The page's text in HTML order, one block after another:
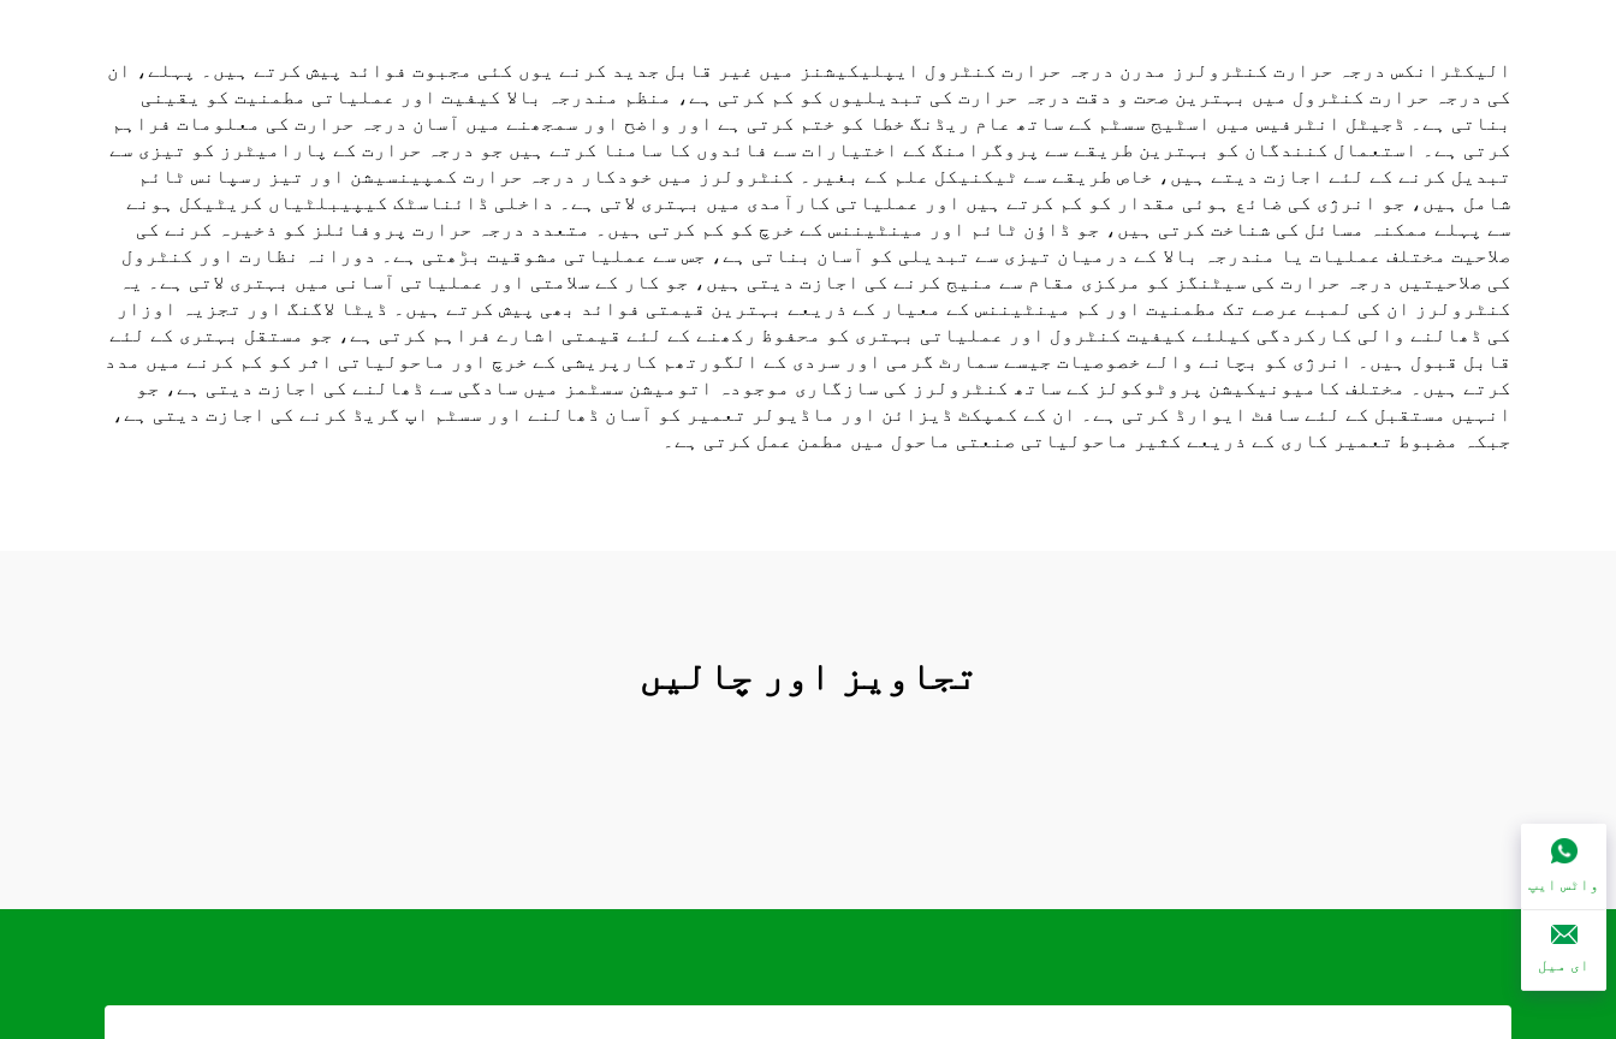
الیکٹرانکس درجہ حرارت کنٹرولرز مدرن درجہ حرارت کنٹرول ایپلیکیشنز میں غیر قابل جدید کرنے یوں کئی مجبوت فوائد پیش کرتے ہیں۔ پہلے، ان
کی درجہ حرارت کنٹرول میں بہترین صحت و دقت درجہ حرارت کی تبدیلیوں کو کم کرتی ہے، منظم مندرجہ بالا کیفیت اور عملیاتی مطمنیت کو یقینی
بناتی ہے۔ ڈجیٹل انٹرفیس میں اسٹیج سسٹم کے ساتھ عام ریڈنگ خطا کو ختم کرتی ہے اور واضح اور سمجھنے میں آسان درجہ حرارت کی معلومات فراہم
کرتی ہے۔ استعمال کنندگان کو بہترین طریقے سے پروگرامنگ کے اختیارات سے فائدوں کا سامنا کرتے ہیں جو درجہ حرارت کے پارامیٹرز کو تیزی سے
تبدیل کرنے کے لئے اجازت دیتے ہیں، خاص طریقے سے ٹیکنیکل علم کے بغیر۔ کنٹرولرز میں خودکار درجہ حرارت کمپینسیشن اور تیز رسپانس ٹائم
شامل ہیں، جو انرژی کی ضائع ہوئی مقدار کو کم کرتے ہیں اور عملیاتی کارآمدی میں بہتری لاتی ہے۔ داخلی ڈائناسٹک کیپیبلٹیاں کریٹیکل ہونے
سے پہلے ممکنہ مسائل کی شناخت کرتی ہیں، جو ڈاؤن ٹائم اور مینٹیننس کے خرچ کو کم کرتی ہیں۔ متعدد درجہ حرارت پروفائلز کو ذخیرہ کرنے کی
صلاحیت مختلف عملیات یا مندرجہ بالا کے درمیان تیزی سے تبدیلی کو آسان بناتی ہے، جس سے عملیاتی مشوقیت بڑھتی ہے۔ دورانہ نظارت اور کنٹرول
کی صلاحیتیں درجہ حرارت کی سیٹنگز کو مرکزی مقام سے منیج کرنے کی اجازت دیتی ہیں، جو کار کے سلامتی اور عملیاتی آسانی میں بہتری لاتی ہے۔ یہ
کنٹرولرز ان کی لمبے عرصے تک مطمنیت اور کم مینٹیننس کے معیار کے ذریعے بہترین قیمتی فوائد بھی پیش کرتے ہیں۔ ڈیٹا لاگنگ اور تجزیہ اوزار
کی ڈھالنے والی کارکردگی کیلئے کیفیت کنٹرول اور عملیاتی بہتری کو محفوظ رکھنے کے لئے قیمتی اشارے فراہم کرتی ہے، جو مستقل بہتری کے لئے
قابل قبول ہیں۔ انرژی کو بچانے والے خصوصیات جیسے سمارٹ گرمی اور سردی کے الگورتھم کارپریشی کے خرچ اور ماحولیاتی اثر کو کم کرنے میں مدد
کرتے ہیں۔ مختلف کامیونیکیشن پروٹوکولز کے ساتھ کنٹرولرز کی سازگاری موجودہ اتومیشن سسٹمز میں سادگی سے ڈھالنے کی اجازت دیتی ہے، جو
انہیں مستقبل کے لئے سافٹ ایوارڈ کرتی ہے۔ ان کے کمپکٹ ڈیزائن اور ماڈیولر تعمیر کو آسان ڈھالنے اور سسٹم اپ گریڈ کرنے کی اجازت دیتی ہے،
جبکہ مضبوط تعمیر کاری کے ذریعے کثیر ماحولیاتی صنعتی ماحول میں مطمن عمل کرتی ہے۔
تجاویز اور چالیں
واٹس ایپ
ای میل